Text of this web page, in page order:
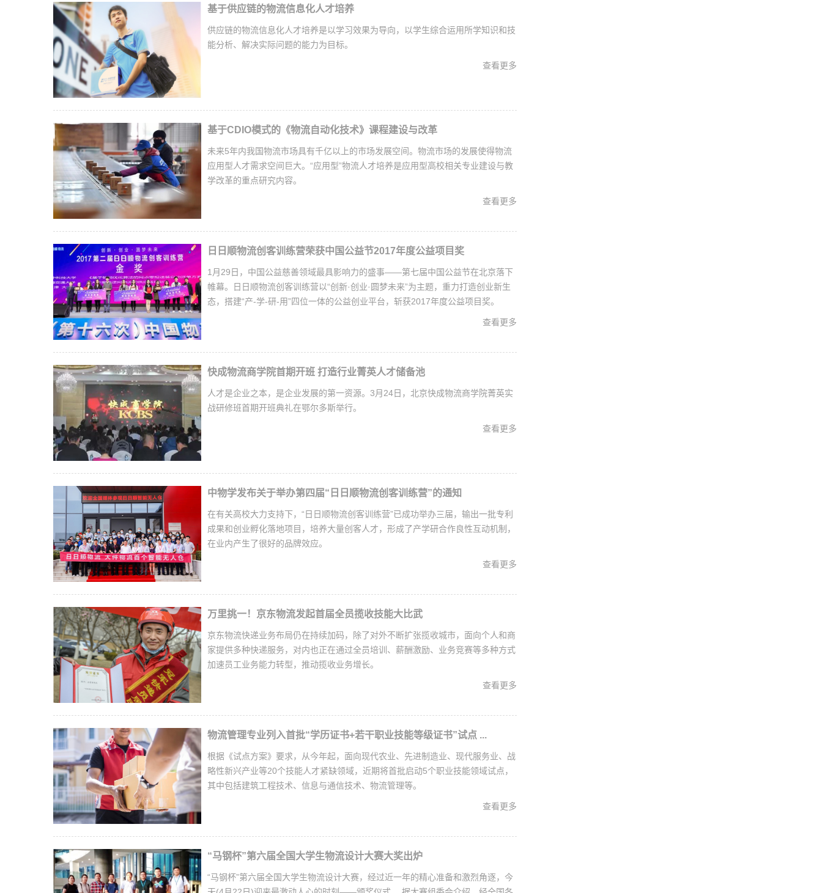
基于供应链的物流信息化人才培养
供应链的物流信息化人才培养是以学习效果为导向，以学生综合运用所学知识和技
能分析、解决实际问题的能力为目标。
查看更多
基于CDIO模式的《物流自动化技术》课程建设与改革
未来5年内我国物流市场具有千亿以上的市场发展空间。物流市场的发展使得物流
应用型人才需求空间巨大。“应用型”物流人才培养是应用型高校相关专业建设与教
学改革的重点研究内容。
查看更多
日日顺物流创客训练营荣获中国公益节2017年度公益项目奖
1月29日，中国公益慈善领域最具影响力的盛事——第七届中国公益节在北京落下
帷幕。日日顺物流创客训练营以“创新·创业·圆梦未来”为主题，重力打造创业新生
态，搭建“产-学-研-用”四位一体的公益创业平台，斩获2017年度公益项目奖。
查看更多
快成物流商学院首期开班 打造行业菁英人才储备池
人才是企业之本，是企业发展的第一资源。3月24日，北京快成物流商学院菁英实
战研修班首期开班典礼在鄂尔多斯举行。
查看更多
中物学发布关于举办第四届“日日顺物流创客训练营”的通知
在有关高校大力支持下，“日日顺物流创客训练营”已成功举办三届，输出一批专利
成果和创业孵化落地项目，培养大量创客人才，形成了产学研合作良性互动机制，
在业内产生了很好的品牌效应。
查看更多
万里挑一！京东物流发起首届全员揽收技能大比武
京东物流快递业务布局仍在持续加码，除了对外不断扩张揽收城市，面向个人和商
家提供多种快递服务，对内也正在通过全员培训、薪酬激励、业务竞赛等多种方式
加速员工业务能力转型，推动揽收业务增长。
查看更多
物流管理专业列入首批“学历证书+若干职业技能等级证书”试点 ...
根据《试点方案》要求，从今年起，面向现代农业、先进制造业、现代服务业、战
略性新兴产业等20个技能人才紧缺领域，近期将首批启动5个职业技能领域试点，
其中包括建筑工程技术、信息与通信技术、物流管理等。
查看更多
“马钢杯”第六届全国大学生物流设计大赛大奖出炉
“马钢杯”第六届全国大学生物流设计大赛，经过近一年的精心准备和激烈角逐，今